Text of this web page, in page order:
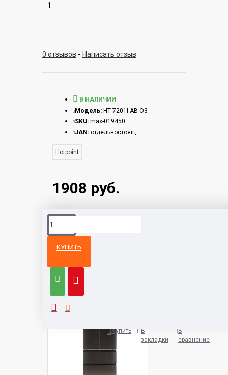
1
0 отзывов - Написать отзыв
1908 руб.
В НАЛИЧИИ
Модель: HT 7201I AB O3
SKU: max-019450
JAN: отдельностоящ
Hotpoint
КУПИТЬ
категории
Купить
В
закладки
В
сравнение